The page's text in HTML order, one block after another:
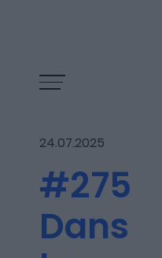
24.07.2025
#275
Dans